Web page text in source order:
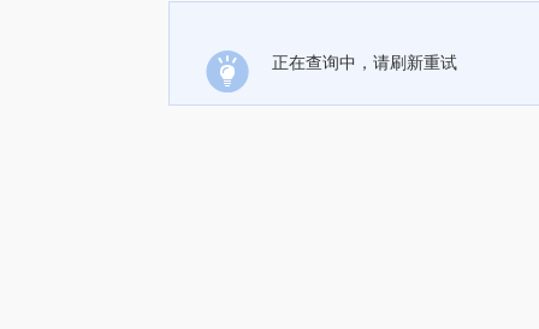
正在查询中，请刷新重试